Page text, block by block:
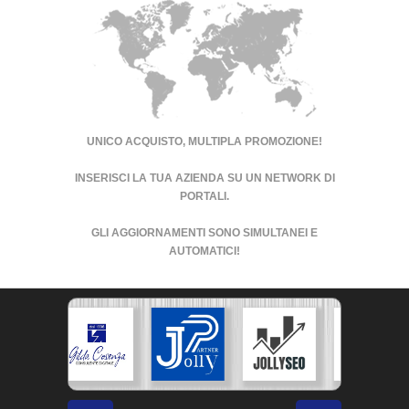
UNICO ACQUISTO, MULTIPLA PROMOZIONE!
INSERISCI LA TUA AZIENDA SU UN NETWORK DI
PORTALI.
GLI AGGIORNAMENTI SONO SIMULTANEI E
AUTOMATICI!